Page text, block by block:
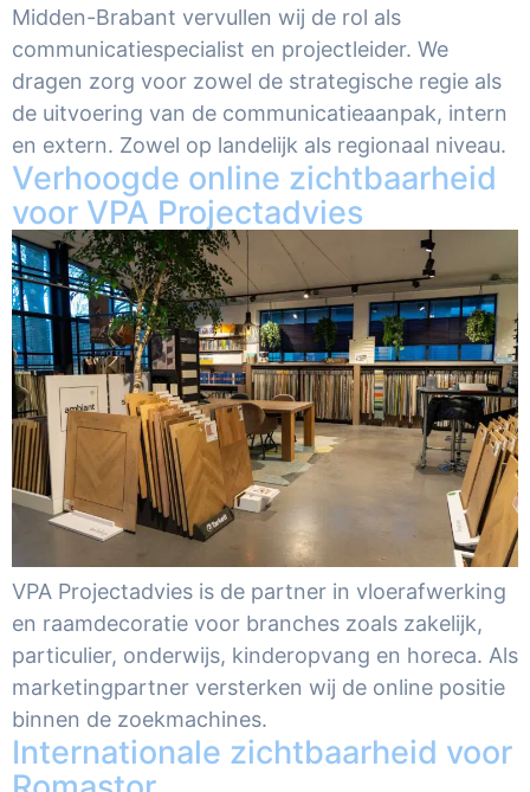
Midden-Brabant vervullen wij de rol als
communicatiespecialist en projectleider. We
dragen zorg voor zowel de strategische regie als
de uitvoering van de communicatieaanpak, intern
en extern. Zowel op landelijk als regionaal niveau.
Verhoogde online zichtbaarheid
voor VPA Projectadvies
VPA Projectadvies is de partner in vloerafwerking
en raamdecoratie voor branches zoals zakelijk,
particulier, onderwijs, kinderopvang en horeca. Als
marketingpartner versterken wij de online positie
binnen de zoekmachines.
Internationale zichtbaarheid voor